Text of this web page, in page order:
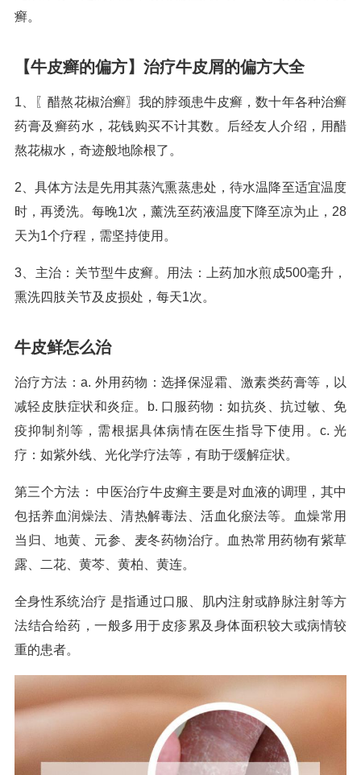
癣。
【牛皮癣的偏方】治疗牛皮屑的偏方大全
1、〖醋熬花椒治癣〗我的脖颈患牛皮癣，数十年各种治癣
药膏及癣药水，花钱购买不计其数。后经友人介绍，用醋
熬花椒水，奇迹般地除根了。
2、具体方法是先用其蒸汽熏蒸患处，待水温降至适宜温度
时，再烫洗。每晚1次，薰洗至药液温度下降至凉为止，28
天为1个疗程，需坚持使用。
3、主治：关节型牛皮癣。用法：上药加水煎成500毫升，
熏洗四肢关节及皮损处，每天1次。
牛皮鲜怎么治
治疗方法：a. 外用药物：选择保湿霜、激素类药膏等，以
减轻皮肤症状和炎症。b. 口服药物：如抗炎、抗过敏、免
疫抑制剂等，需根据具体病情在医生指导下使用。c. 光
疗：如紫外线、光化学疗法等，有助于缓解症状。
第三个方法： 中医治疗牛皮癣主要是对血液的调理，其中
包括养血润燥法、清热解毒法、活血化瘀法等。血燥常用
当归、地黄、元参、麦冬药物治疗。血热常用药物有紫草
露、二花、黄芩、黄柏、黄连。
全身性系统治疗 是指通过口服、肌内注射或静脉注射等方
法结合给药，一般多用于皮疹累及身体面积较大或病情较
重的患者。